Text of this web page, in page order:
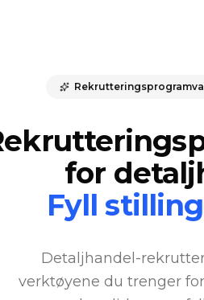
for
Fyll
Detaljhandel-
verktøyene du trenger